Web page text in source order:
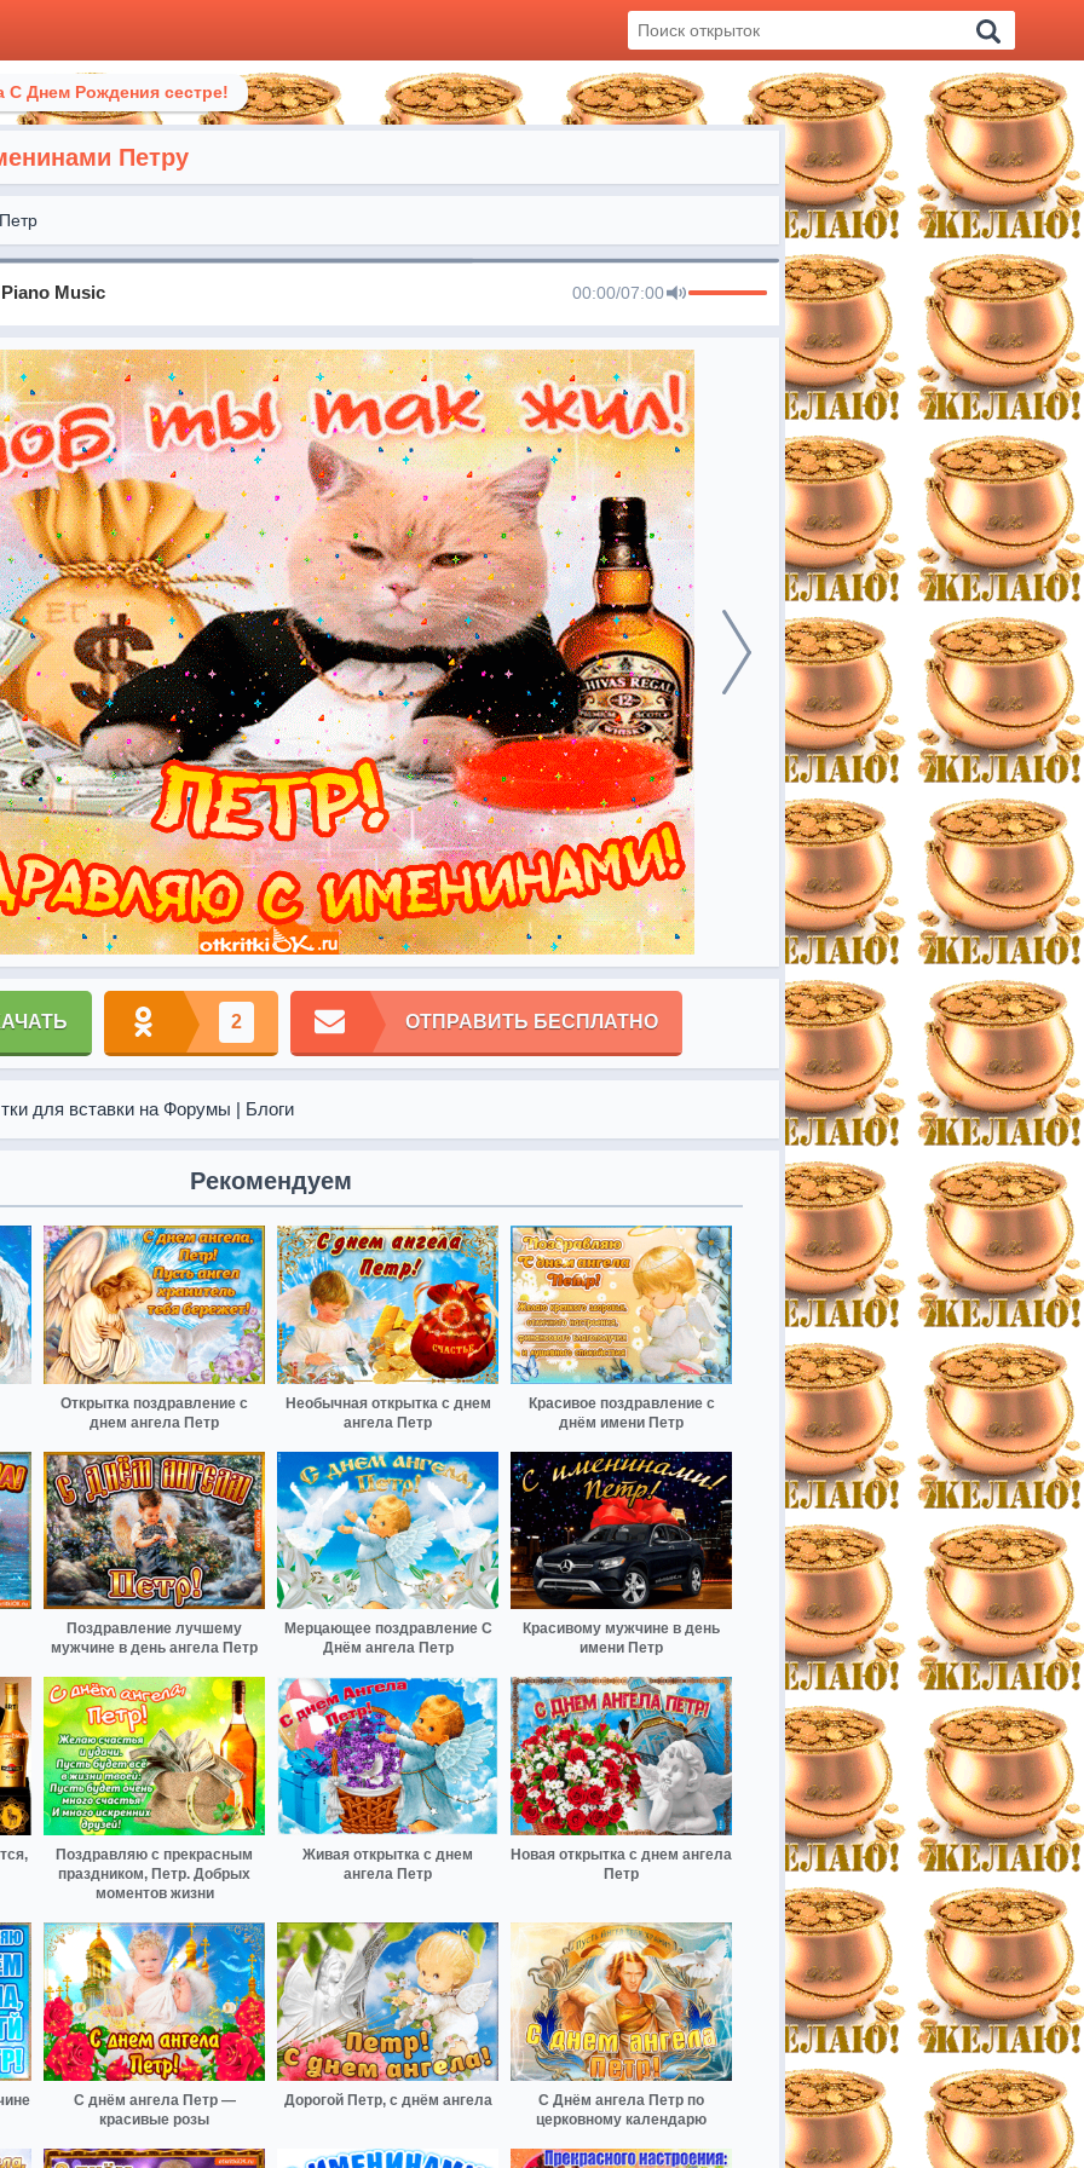
С Днем Рождения сестре!
Петру
Петр
Music 00:00/07:00
2 ОТПРАВИТЬ БЕСПЛАТНО
для вставки на Форумы | Блоги
Рекомендуем
Открытка поздравление с
днем ангела Петр
Необычная открытка с днем
ангела Петр
Красивое поздравление с
днём имени Петр
Поздравление лучшему
мужчине в день ангела Петр
Мерцающее поздравление С
Днём ангела Петр
Красивому мужчине в день
имени Петр
Поздравляю с прекрасным
праздником, Петр. Добрых
моментов жизни
Живая открытка с днем
ангела Петр
Новая открытка с днем ангела
Петр
С днём ангела Петр —
красивые розы
Дорогой Петр, с днём ангела
С Днём ангела Петр по
церковному календарю